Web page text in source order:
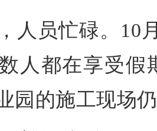
人员忙碌。 10
人都在享受假
园的施工现场